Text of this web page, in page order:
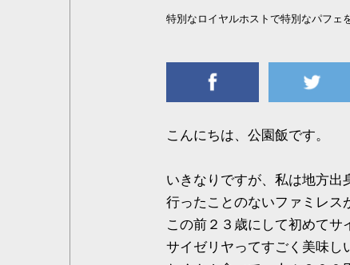
特別なロイヤルホストで特別なパフェ
こんにちは、公園飯です。
いきなりですが、私は地方出
行ったことのないファミレス
この前２３歳にして初めてサ
サイゼリヤってすごく美味し